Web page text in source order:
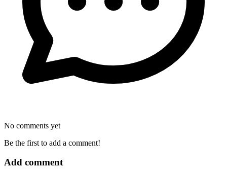
No comments yet
Be the first to add a comment!
Add comment